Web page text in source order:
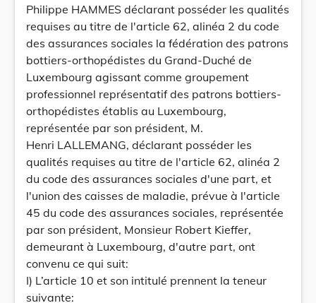
Philippe HAMMES déclarant posséder les qualités
requises au titre de l'article 62, alinéa 2 du code
des assurances sociales la fédération des patrons
bottiers-orthopédistes du Grand-Duché de
Luxembourg agissant comme groupement
professionnel représentatif des patrons bottiers-
orthopédistes établis au Luxembourg,
représentée par son président, M.
Henri LALLEMANG, déclarant posséder les
qualités requises au titre de l'article 62, alinéa 2
du code des assurances sociales d'une part, et
l'union des caisses de maladie, prévue à l'article
45 du code des assurances sociales, représentée
par son président, Monsieur Robert Kieffer,
demeurant à Luxembourg, d'autre part, ont
convenu ce qui suit:
I) L’article 10 et son intitulé prennent la teneur
suivante: